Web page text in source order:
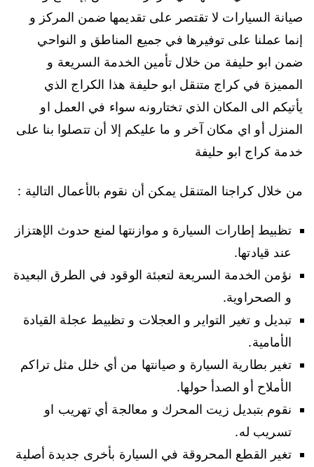
صيانة السيارات لا تقتصر على تقديمها ضمن المركز و
إنما عملنا على توفيرها في جميع المناطق و النواحي
ضمن ابو حليفة من خلال تأمين الخدمة السريعة و
المميزة في كراج متنقل ابو حليفة هذا الكراج الذي
يأتيكم الى المكان الذي تختارونه سواء في العمل او
المنزل أو اي مكان آخر و ما عليكم إلا أن تتصلوا بنا على
خدمة كراج ابو حليفة
من خلال كراجنا المتنقل يمكن أن نقوم بالأعمال التالية :
تظبيط إطارات السيارة و موازنتها لمنع حدوث الإهتزاز
عند قيادتها.
نؤمن الخدمة السريعة لتعبئة الوقود في الطرق البعيدة
و الصحراوية.
تبديل و تغير التواير و العجلات و تظبيط عجلة القيادة
الأمامية.
تغير بطارية السيارة و صيانتها من أي خلل مثل تراكم
الأملاح أو الصدأ حولها.
نقوم بتبديل زيت المحرك و معالجة أي تهريب او
تسريب له.
تغير القطع المحروقة في السيارة بأخرى جديدة أصلية